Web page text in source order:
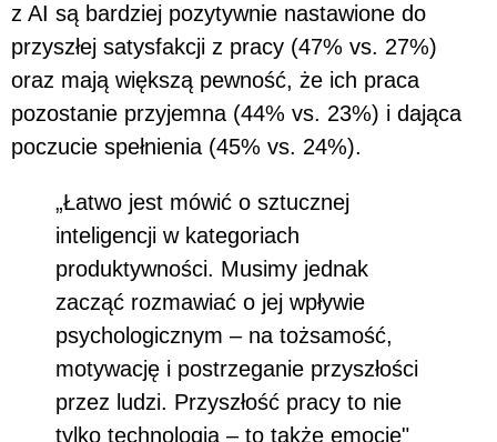
z AI są bardziej pozytywnie nastawione do
przyszłej satysfakcji z pracy (47% vs. 27%)
oraz mają większą pewność, że ich praca
pozostanie przyjemna (44% vs. 23%) i dająca
poczucie spełnienia (45% vs. 24%).
„Łatwo jest mówić o sztucznej
inteligencji w kategoriach
produktywności. Musimy jednak
zacząć rozmawiać o jej wpływie
psychologicznym – na tożsamość,
motywację i postrzeganie przyszłości
przez ludzi. Przyszłość pracy to nie
tylko technologia – to także emocje"